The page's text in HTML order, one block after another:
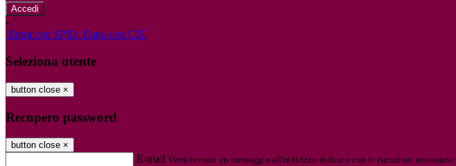
-
Entra con SPID Entra con CIE
Seleziona utente
button close ×
Recupero password
button close ×
E-mail Verrà inviato un messaggio all'indirizzo indicato con le istruzioni necessarie.